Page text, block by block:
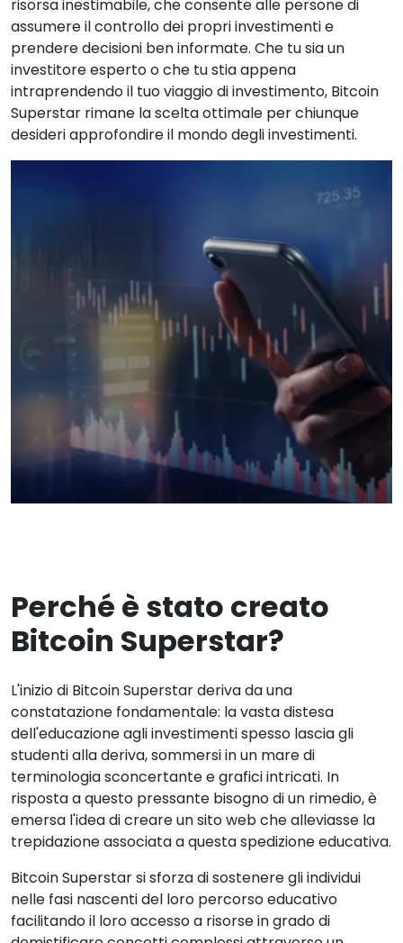
risorsa inestimabile, che consente alle persone di
assumere il controllo dei propri investimenti e
prendere decisioni ben informate. Che tu sia un
investitore esperto o che tu stia appena
intraprendendo il tuo viaggio di investimento, Bitcoin
Superstar rimane la scelta ottimale per chiunque
desideri approfondire il mondo degli investimenti.
Perché è stato creato
Bitcoin Superstar?
L'inizio di Bitcoin Superstar deriva da una
constatazione fondamentale: la vasta distesa
dell'educazione agli investimenti spesso lascia gli
studenti alla deriva, sommersi in un mare di
terminologia sconcertante e grafici intricati. In
risposta a questo pressante bisogno di un rimedio, è
emersa l'idea di creare un sito web che alleviasse la
trepidazione associata a questa spedizione educativa.
Bitcoin Superstar si sforza di sostenere gli individui
nelle fasi nascenti del loro percorso educativo
facilitando il loro accesso a risorse in grado di